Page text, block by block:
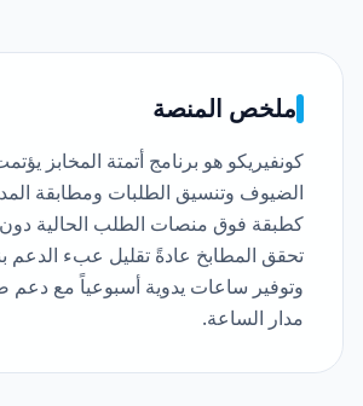
ملخص المنصة
كونفيريكو هو برنامج أتمتة المخابز
الضيوف وتنسيق الطلبات ومطابقة
كطبقة فوق منصات الطلب الحالية دون
وتوفير ساعات يدوية أسبوعياً مع
مدار الساعة.